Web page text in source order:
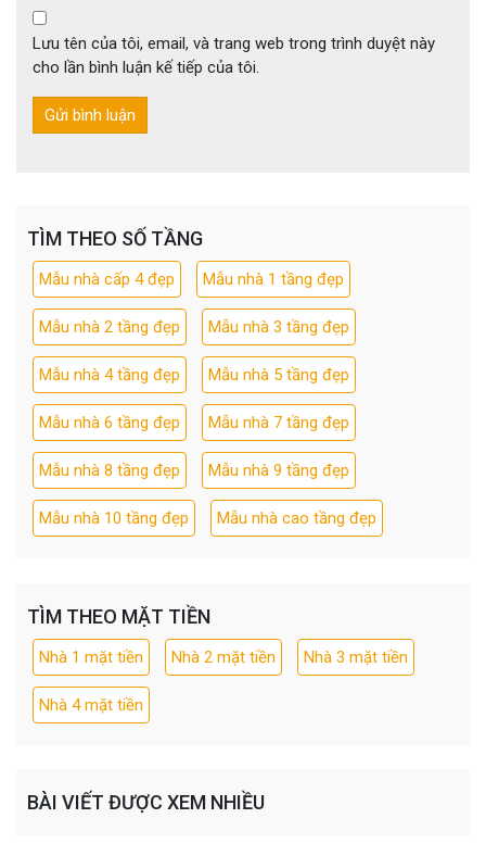
Lưu tên của tôi, email, và trang web trong trình duyệt này
cho lần bình luận kế tiếp của tôi.
TÌM THEO SỐ TẦNG
Mẫu nhà cấp 4 đẹp Mẫu nhà 1 tầng đẹp
Mẫu nhà 2 tầng đẹp Mẫu nhà 3 tầng đẹp
Mẫu nhà 4 tầng đẹp Mẫu nhà 5 tầng đẹp
Mẫu nhà 6 tầng đẹp Mẫu nhà 7 tầng đẹp
Mẫu nhà 8 tầng đẹp Mẫu nhà 9 tầng đẹp
Mẫu nhà 10 tầng đẹp Mẫu nhà cao tầng đẹp
TÌM THEO MẶT TIỀN
Nhà 1 mặt tiền Nhà 2 mặt tiền Nhà 3 mặt tiền
Nhà 4 mặt tiền
BÀI VIẾT ĐƯỢC XEM NHIỀU